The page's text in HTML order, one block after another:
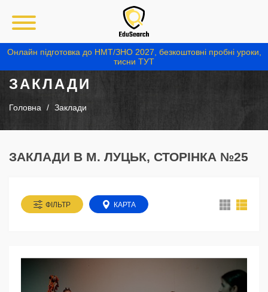
Онлайн підготовка до НМТ/ЗНО 2027, безкоштовні пробні уроки,
тисни ТУТ
ЗАКЛАДИ
Головна Заклади
ЗАКЛАДИ В М. ЛУЦЬК, СТОРІНКА №25
ФІЛЬТР КАРТА